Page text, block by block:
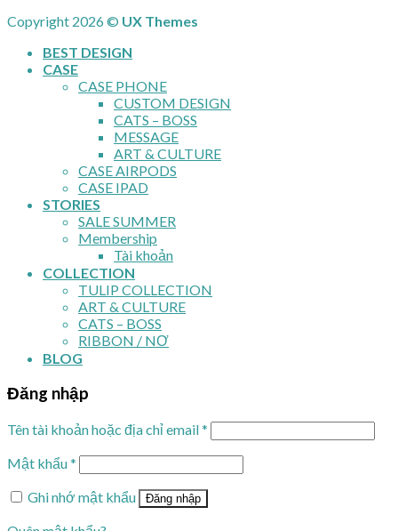
Copyright 2026 © UX Themes
BEST DESIGN
CASE
CASE PHONE
CUSTOM DESIGN
CATS – BOSS
MESSAGE
ART & CULTURE
CASE AIRPODS
CASE IPAD
STORIES
SALE SUMMER
Membership
Tài khoản
COLLECTION
TULIP COLLECTION
ART & CULTURE
CATS – BOSS
RIBBON / NƠ
BLOG
Đăng nhập
Tên tài khoản hoặc địa chỉ email*
Mật khẩu*
Ghi nhớ mật khẩu
Đăng nhập